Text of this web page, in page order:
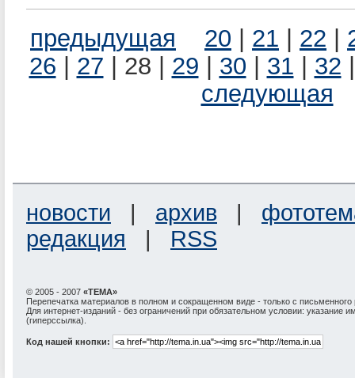
предыдущая
20 | 21 | 22 |
26 | 27 | 28 | 29 | 30 | 31 | 32
следующая
новости | архив |
редакция | RSS
© 2005 - 2007 «ТЕМА»
Перепечатка материалов в полном и сокращенном виде - только с
Для интернет-изданий - без ограничений при обязательном условии: указание
(гиперссылка).
Код нашей кнопки: